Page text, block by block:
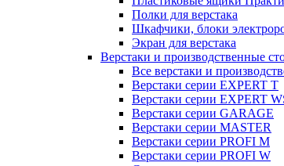
Полки для верстака
Шкафчики, блоки
Экран для верстака
Верстаки и производственные
Все верстаки и
Верстаки серии EXPERT T
Верстаки серии EXPERT
Верстаки серии GARAGE
Верстаки серии MASTER
Верстаки серии PROFI M
Верстаки серии PROFI W